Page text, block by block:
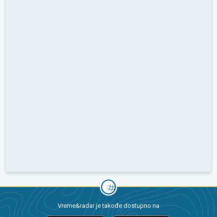
Vreme&radar je takođe dostupno na